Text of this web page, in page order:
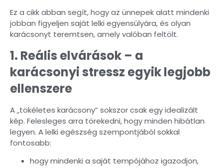
Ez a cikk abban segít, hogy az ünnepek alatt mindenki
jobban figyeljen saját lelki egyensúlyára, és olyan
karácsonyt teremtsen, amely valóban feltölt.
1. Reális elvárások – a
karácsonyi stressz egyik legjobb
ellenszere
A „tökéletes karácsony” sokszor csak egy idealizált
kép. Felesleges arra törekedni, hogy minden hibátlan
legyen. A lelki egészség szempontjából sokkal
fontosabb:
hogy mindenki a saját tempójához igazodjon,